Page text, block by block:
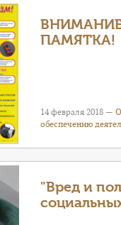
ПАМЯТКА!
14 февраля 2018 —
обеспечению
"Вред и